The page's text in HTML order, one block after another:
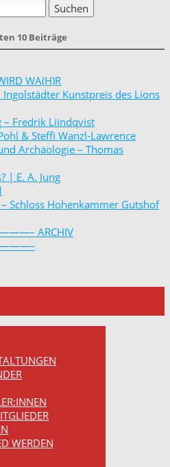
10 Beiträge
WA(H)R
Kunstpreis des Lions
– Fredrik Liindqvist
& Steffi Wanzl-Lawrence
Archäologie – Thomas
| E. A. Jung
Schloss Hohenkammer Gutshof
ARCHIV
WERDEN